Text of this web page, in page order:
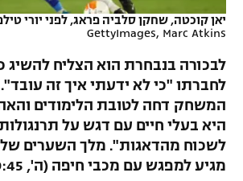
תוצאות
לוח שידורים
ברחבה
הפועל תל אביב
הפועל חיפה
הפועל באר שבע
מכבי נתניה
ליגה הולנדית
ליגה טורקית
ליגה ברזילאית
ליגות נוספות
דני אבדיה
שחייה
ג'ודו
אגרוף
ספורט אולימפי
יאן קוכטה, שחקן סלביה פראג, לפני יורי
GettyImages, Marc Atkins
לבכורה בנבחרת הוא הצליח להשיג
לחברתו "כי לא ידעתי איך זה
המשחק דחה לטובת הלימודים
היא בעלי חיים עם דגש על
לשכוח מהדאגות". מלך השערים
מגיע למפגש עם מכבי חיפה (ה', 19:45, ספורט4)